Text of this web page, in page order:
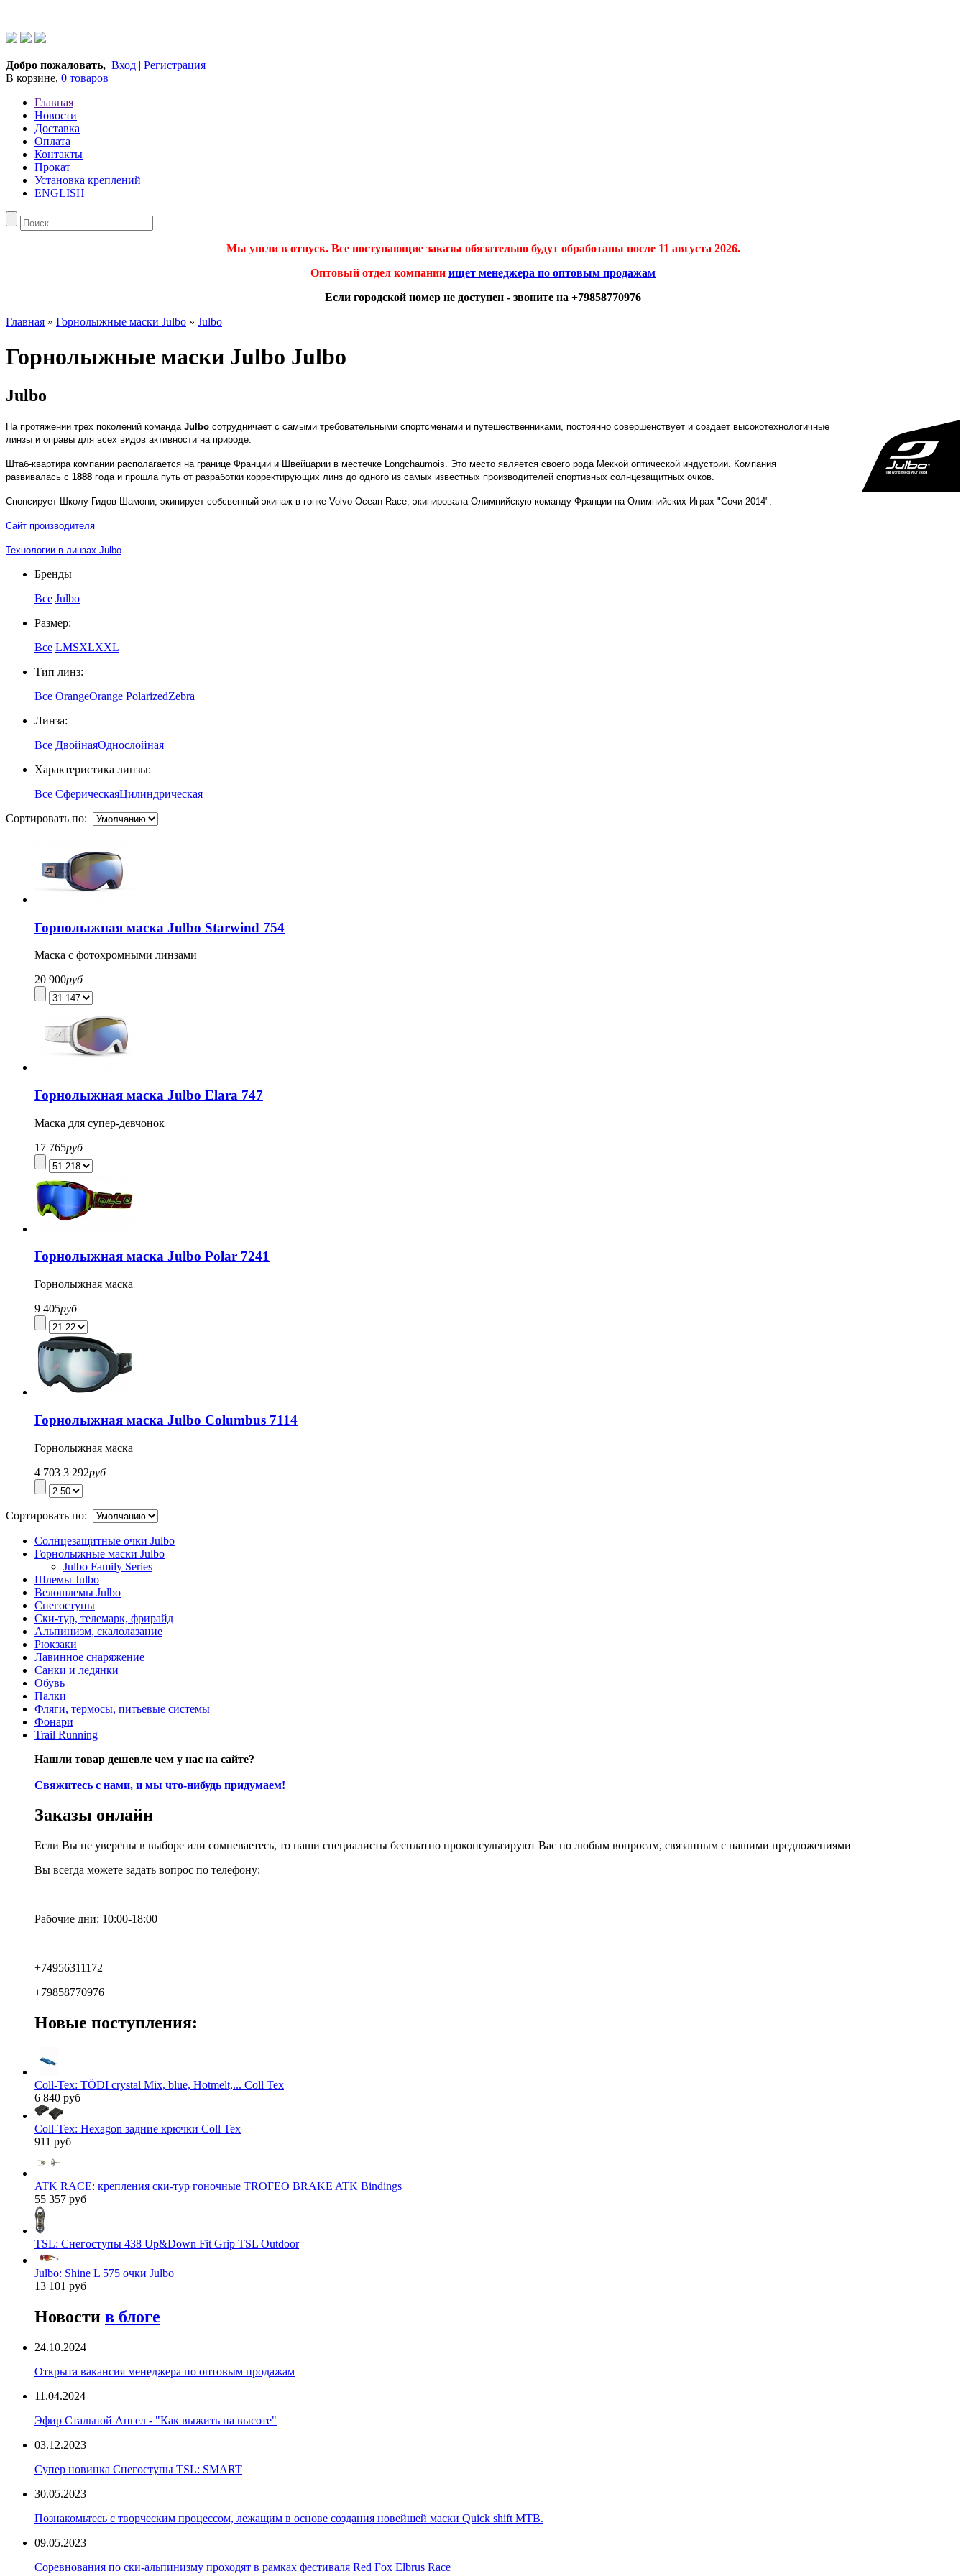
Добро пожаловать, Вход | Регистрация
В корзине, 0 товаров
Главная
Новости
Доставка
Оплата
Контакты
Прокат
Установка креплений
ENGLISH
Мы ушли в отпуск. Все поступающие заказы обязательно будут обработаны после 11 августа 2026.
Оптовый отдел компании ищет менеджера по оптовым продажам
Если городской номер не доступен - звоните на +79858770976
Главная » Горнолыжные маски Julbo » Julbo
Горнолыжные маски Julbo Julbo
Julbo
На протяжении трех поколений команда Julbo сотрудничает с самыми требовательными спортсменами и путешественниками, постоянно совершенствует и создает высокотехнологичные
линзы и оправы для всех видов активности на природе.
Штаб-квартира компании располагается на границе Франции и Швейцарии в местечке Longchaumois. Это место является своего рода Меккой оптической индустрии. Компания
развивалась с 1888 года и прошла путь от разработки корректирующих линз до одного из самых известных производителей спортивных солнцезащитных очков.
Спонсирует Школу Гидов Шамони, экипирует собсвенный экипаж в гонке Volvo Ocean Race, экипировала Олимпийскую команду Франции на Олимпийских Играх "Сочи-2014".
Сайт производителя
Технологии в линзах Julbo
Бренды
Все Julbo
Размер:
Все LMSXLXXL
Тип линз:
Все OrangeOrange PolarizedZebra
Линза:
Все ДвойнаяОднослойная
Характеристика линзы:
Все СферическаяЦилиндрическая
Сортировать по:
Горнолыжная маска Julbo Starwind 754
Маска с фотохромными линзами
20 900руб
Горнолыжная маска Julbo Elara 747
Маска для супер-девчонок
17 765руб
Горнолыжная маска Julbo Polar 7241
Горнолыжная маска
9 405руб
Горнолыжная маска Julbo Columbus 7114
Горнолыжная маска
4 703 3 292руб
Сортировать по:
Солнцезащитные очки Julbo
Горнолыжные маски Julbo
Julbo Family Series
Шлемы Julbo
Велошлемы Julbo
Снегоступы
Ски-тур, телемарк, фрирайд
Альпинизм, скалолазание
Рюкзаки
Лавинное снаряжение
Санки и ледянки
Обувь
Палки
Фляги, термосы, питьевые системы
Фонари
Trail Running
Нашли товар дешевле чем у нас на сайте?
Свяжитесь с нами, и мы что-нибудь придумаем!
Заказы онлайн
Если Вы не уверены в выборе или сомневаетесь, то наши специалисты бесплатно проконсультируют Вас по любым вопросам, связанным с нашими предложениями
Вы всегда можете задать вопрос по телефону:
Рабочие дни: 10:00-18:00
+74956311172
+79858770976
Новые поступления:
Coll-Tex: TÖDI crystal Mix, blue, Hotmelt,... Coll Tex
6 840 руб
Coll-Tex: Hexagon задние крючки Coll Tex
911 руб
ATK RACE: крепления ски-тур гоночные TROFEO BRAKE ATK Bindings
55 357 руб
TSL: Снегоступы 438 Up&Down Fit Grip TSL Outdoor
Julbo: Shine L 575 очки Julbo
13 101 руб
Новости в блоге
24.10.2024
Открыта вакансия менеджера по оптовым продажам
11.04.2024
Эфир Стальной Ангел - "Как выжить на высоте"
03.12.2023
Супер новинка Снегоступы TSL: SMART
30.05.2023
Познакомьтесь с творческим процессом, лежащим в основе создания новейшей маски Quick shift MTB.
09.05.2023
Соревнования по ски-альпинизму проходят в рамках фестиваля Red Fox Elbrus Race